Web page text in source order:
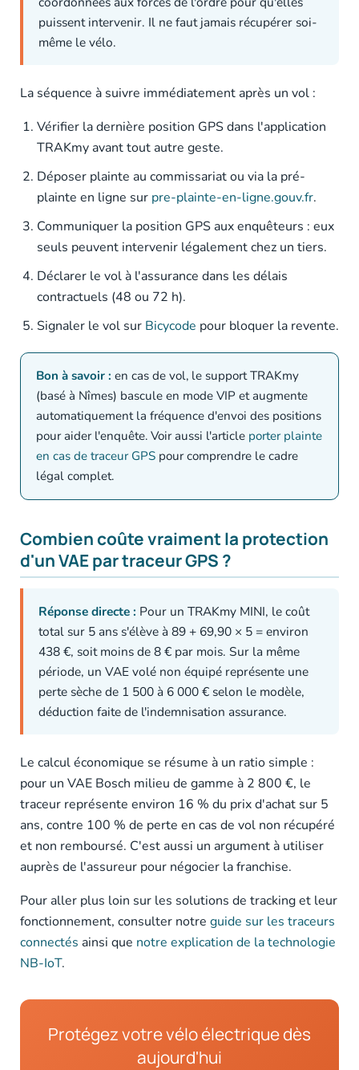
puissent intervenir. Il ne faut jamais récupérer soi-
même le vélo.
La séquence à suivre immédiatement après un vol :
Vérifier la dernière position GPS dans l'application
TRAKmy avant tout autre geste.
Déposer plainte au commissariat ou via la pré-
plainte en ligne sur pre-plainte-en-ligne.gouv.fr.
Communiquer la position GPS aux enquêteurs : eux
seuls peuvent intervenir légalement chez un tiers.
Déclarer le vol à l'assurance dans les délais
contractuels (48 ou 72 h).
Signaler le vol sur Bicycode pour bloquer la revente.
Bon à savoir : en cas de vol, le support TRAKmy
(basé à Nîmes) bascule en mode VIP et augmente
automatiquement la fréquence d'envoi des positions
pour aider l'enquête. Voir aussi l'article porter plainte
en cas de traceur GPS pour comprendre le cadre
légal complet.
Combien coûte vraiment la protection
d'un VAE par traceur GPS ?
Réponse directe : Pour un TRAKmy MINI, le coût
total sur 5 ans s'élève à 89 + 69,90 × 5 = environ
438 €, soit moins de 8 € par mois. Sur la même
période, un VAE volé non équipé représente une
perte sèche de 1 500 à 6 000 € selon le modèle,
déduction faite de l'indemnisation assurance.
Le calcul économique se résume à un ratio simple :
pour un VAE Bosch milieu de gamme à 2 800 €, le
traceur représente environ 16 % du prix d'achat sur 5
ans, contre 100 % de perte en cas de vol non récupéré
et non remboursé. C'est aussi un argument à utiliser
auprès de l'assureur pour négocier la franchise.
Pour aller plus loin sur les solutions de tracking et leur
fonctionnement, consulter notre guide sur les traceurs
connectés ainsi que notre explication de la technologie
NB-IoT.
Protégez votre vélo électrique dès
aujourd'hui